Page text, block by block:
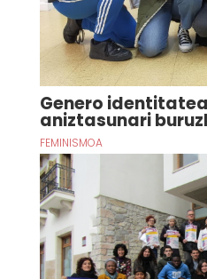
Genero
aniztasunari
FEMINISMOA